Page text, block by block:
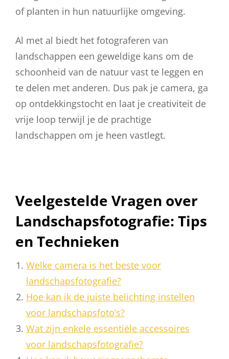
of planten in hun natuurlijke omgeving.
Al met al biedt het fotograferen van
landschappen een geweldige kans om de
schoonheid van de natuur vast te leggen en
te delen met anderen. Dus pak je camera, ga
op ontdekkingstocht en laat je creativiteit de
vrije loop terwijl je de prachtige
landschappen om je heen vastlegt.
Veelgestelde Vragen over
Landschapsfotografie: Tips
en Technieken
Welke camera is het beste voor
landschapsfotografie?
Hoe kan ik de juiste belichting instellen
voor landschapsfoto’s?
Wat zijn enkele essentiële accessoires
voor landschapsfotografie?